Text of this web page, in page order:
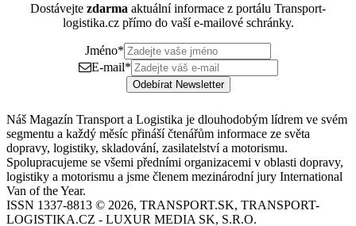
Dostávejte zdarma aktuální informace z portálu Transport-
logistika.cz přímo do vaší e-mailové schránky.
Jméno*
E-mail*
Odebírat Newsletter
Náš Magazín Transport a Logistika je dlouhodobým lídrem ve svém
segmentu a každý měsíc přináší čtenářům informace ze světa
dopravy, logistiky, skladování, zasilatelství a motorismu.
Spolupracujeme se všemi předními organizacemi v oblasti dopravy,
logistiky a motorismu a jsme členem mezinárodní jury International
Van of the Year.
ISSN 1337-8813 © 2026, TRANSPORT.SK, TRANSPORT-
LOGISTIKA.CZ - LUXUR MEDIA SK, S.R.O.